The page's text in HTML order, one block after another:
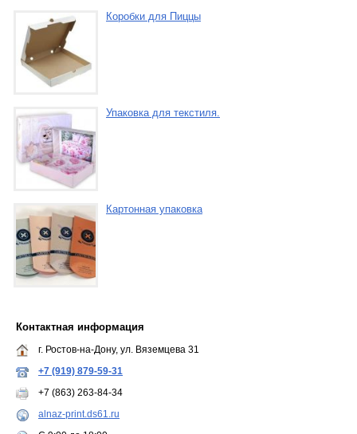
Коробки для Пиццы
Упаковка для текстиля.
Картонная упаковка
Контактная информация
г. Ростов-на-Дону, ул. Вяземцева 31
+7 (919) 879-59-31
+7 (863) 263-84-34
alnaz-print.ds61.ru